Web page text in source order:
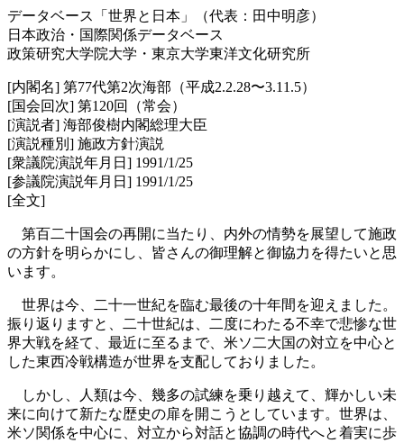
データベース「世界と日本」（代表：田中明彦）
日本政治・国際関係データベース
政策研究大学院大学・東京大学東洋文化研究所
[内閣名] 第77代第2次海部（平成2.2.28〜3.11.5）
[国会回次] 第120回（常会）
[演説者] 海部俊樹内閣総理大臣
[演説種別] 施政方針演説
[衆議院演説年月日] 1991/1/25
[参議院演説年月日] 1991/1/25
[全文]
第百二十国会の再開に当たり、内外の情勢を展望して施政
の方針を明らかにし、皆さんの御理解と御協力を得たいと思
います。
世界は今、二十一世紀を臨む最後の十年間を迎えました。
振り返りますと、二十世紀は、二度にわたる不幸で悲惨な世
界大戦を経て、最近に至るまで、米ソ二大国の対立を中心と
した東西冷戦構造が世界を支配しておりました。
しかし、人類は今、幾多の試練を乗り越えて、輝かしい未
来に向けて新たな歴史の扉を開こうとしています。世界は、
米ソ関係を中心に、対立から対話と協調の時代へと着実に歩